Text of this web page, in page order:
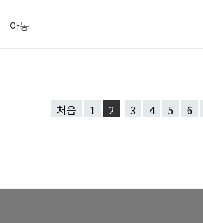
아동
처음 1 2 3 4 5 6